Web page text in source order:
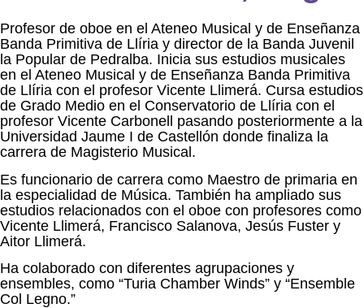
Profesor de oboe en el Ateneo Musical y de Enseñanza
Banda Primitiva de Llíria y director de la Banda Juvenil
la Popular de Pedralba. Inicia sus estudios musicales
en el Ateneo Musical y de Enseñanza Banda Primitiva
de Llíria con el profesor Vicente Llimerá. Cursa estudios
de Grado Medio en el Conservatorio de Llíria con el
profesor Vicente Carbonell pasando posteriormente a la
Universidad Jaume I de Castellón donde finaliza la
carrera de Magisterio Musical.
Es funcionario de carrera como Maestro de primaria en
la especialidad de Música. También ha ampliado sus
estudios relacionados con el oboe con profesores como
Vicente Llimerá, Francisco Salanova, Jesús Fuster y
Aitor Llimerá.
Ha colaborado con diferentes agrupaciones y
ensembles, como “Turia Chamber Winds” y “Ensemble
Col Legno.”